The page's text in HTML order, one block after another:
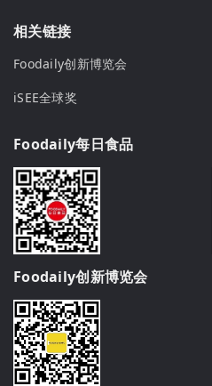
相关链接
Foodaily创新博览会
iSEE全球奖
Foodaily每日食品
Foodaily创新博览会